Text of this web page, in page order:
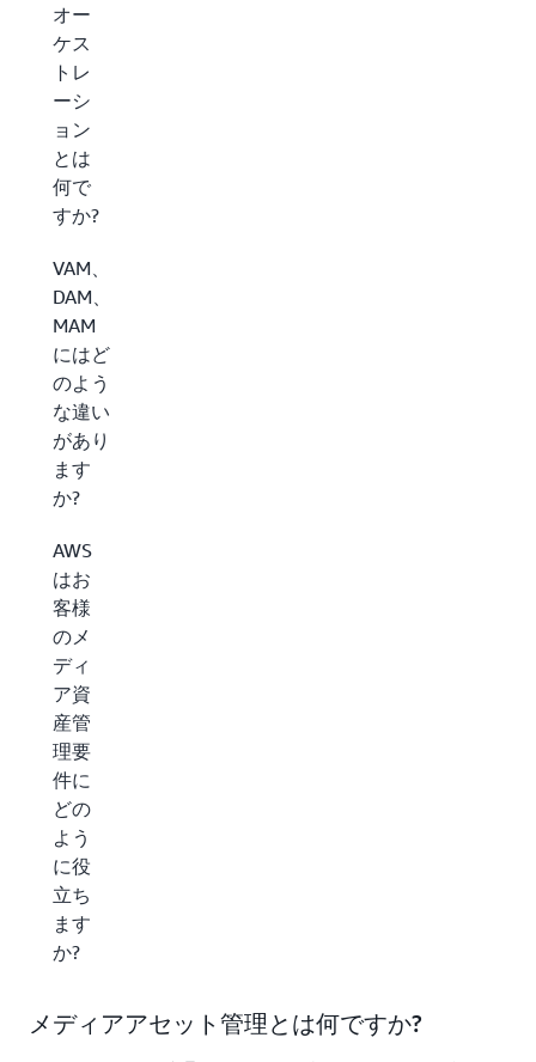
オー
ケス
トレ
ーシ
ョン
とは
何で
すか?
VAM、
DAM、
MAM
にはど
のよう
な違い
があり
ます
か?
AWS
はお
客様
のメ
ディ
ア資
産管
理要
件に
どの
よう
に役
立ち
ます
か?
メディアアセット管理とは何ですか?